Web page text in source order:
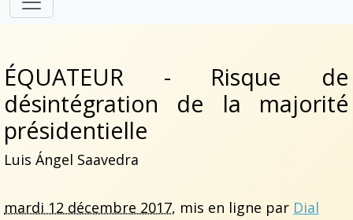
ÉQUATEUR - Risque de
désintégration de la majorité
présidentielle
Luis Ángel Saavedra
mardi 12 décembre 2017, mis en ligne par Dial